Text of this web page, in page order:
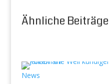
Ähnliche Beiträge
News